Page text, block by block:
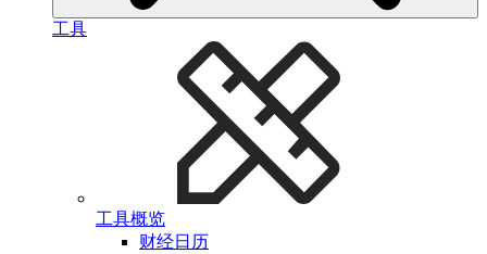
工具
工具概览
财经日历